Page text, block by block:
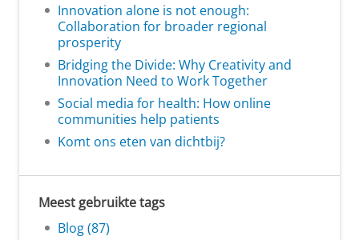
Innovation alone is not enough:
Collaboration for broader regional
prosperity
Bridging the Divide: Why Creativity and
Innovation Need to Work Together
Social media for health: How online
communities help patients
Komt ons eten van dichtbij?
Meest gebruikte tags
Blog (87)